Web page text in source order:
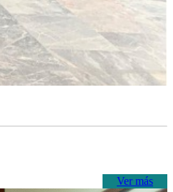
Ver más